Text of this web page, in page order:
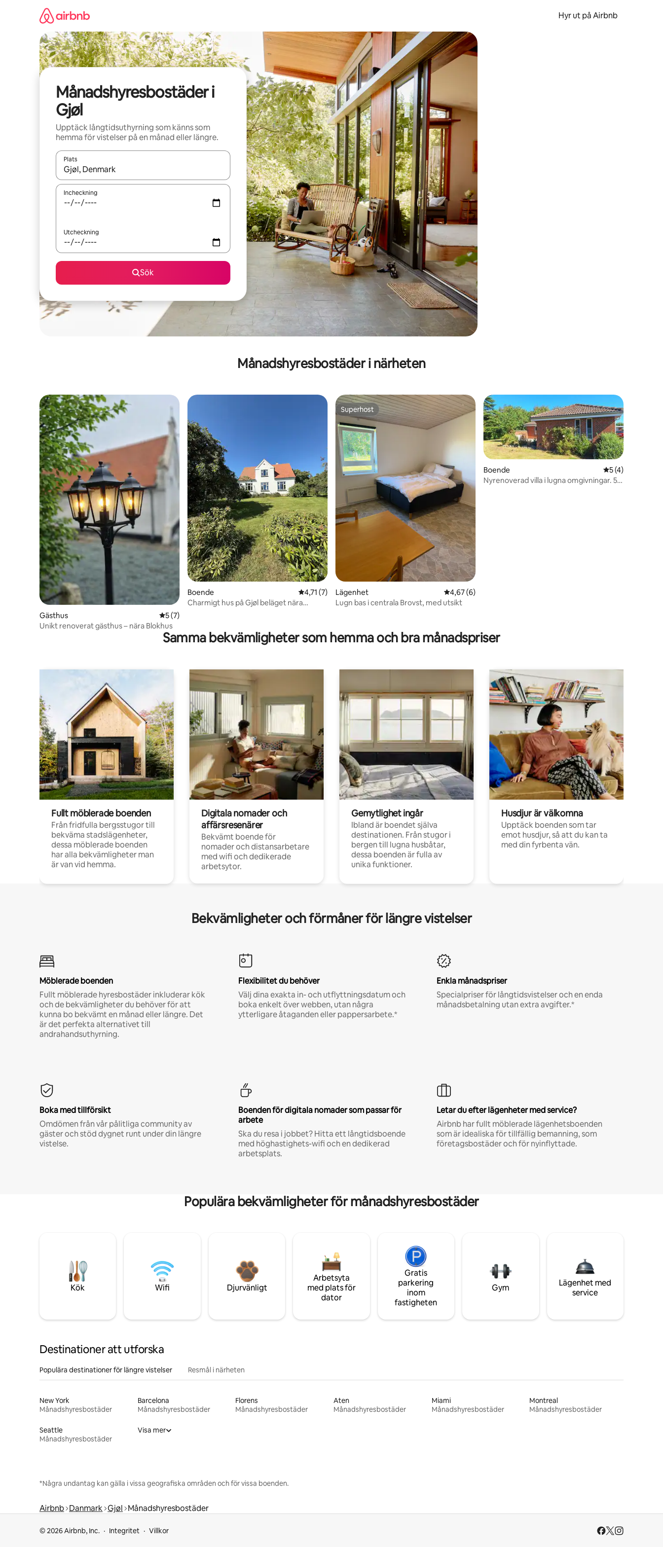
Hyr ut på Airbnb
Månadshyresbostäder i
Gjøl
Upptäck långtidsuthyrning som känns som
hemma för vistelser på en månad eller längre.
Plats
När resultaten är tillgängliga kan du navigera med upp- och nedåtpilarna eller utforska genom att trycka eller svepa.
Incheckning
Utcheckning
Sök
Månadshyresbostäder i närheten
Gästhus 5 av 5 i genomsnittligt betyg, 7 omdömen
5 (7)
Unikt renoverat gästhus – nära Blokhus
Boende 4,71 av 5 i genomsnittligt betyg, 7 omdömen
4,71 (7)
Charmigt hus på Gjøl beläget nära
Superhost
Superhost
Lägenhet 4,67 av 5 i genomsnittligt betyg, 6 omdömen
4,67 (6)
Lugn bas i centrala Brovst, med utsikt
Boende 5 av 5 i
5 (4)
Nyrenoverad villa i lugna omgivningar. 5
Samma bekvämligheter som hemma och bra månadspriser
Fullt möblerade boenden
Från fridfulla bergsstugor till
bekväma stadslägenheter,
dessa möblerade boenden
har alla bekvämligheter man
är van vid hemma.
Digitala nomader och
affärsresenärer
Bekvämt boende för
nomader och distansarbetare
med wifi och dedikerade
arbetsytor.
Gemytlighet ingår
Ibland är boendet själva
destinationen. Från stugor i
bergen till lugna husbåtar,
dessa boenden är fulla av
unika funktioner.
Husdjur är välkomna
Upptäck boenden som tar
emot husdjur, så att du kan ta
med din fyrbenta vän.
Bekvämligheter och förmåner för längre vistelser
Möblerade boenden
Fullt möblerade hyresbostäder inkluderar kök
och de bekvämligheter du behöver för att
kunna bo bekvämt en månad eller längre. Det
är det perfekta alternativet till
andrahandsuthyrning.
Flexibilitet du behöver
Välj dina exakta in- och utflyttningsdatum och
boka enkelt över webben, utan några
ytterligare åtaganden eller pappersarbete.*
Enkla månadspriser
Specialpriser för långtidsvistelser och en enda
månadsbetalning utan extra avgifter.*
Boka med tillförsikt
Omdömen från vår pålitliga community av
gäster och stöd dygnet runt under din längre
vistelse.
Boenden för digitala nomader som passar för
arbete
Ska du resa i jobbet? Hitta ett långtidsboende
med höghastighets-wifi och en dedikerad
arbetsplats.
Letar du efter lägenheter med service?
Airbnb har fullt möblerade lägenhetsboenden
som är idealiska för tillfällig bemanning, som
företagsbostäder och för nyinflyttade.
Populära bekvämligheter för månadshyresbostäder
Kök Wifi Djurvänligt
Arbetsyta
med plats för
dator
Gratis
parkering
inom
fastigheten
Gym
Lägenhet med
service
Destinationer att utforska
Populära destinationer för längre vistelser Resmål i närheten
New York
Månadshyresbostäder
Barcelona
Månadshyresbostäder
Florens
Månadshyresbostäder
Aten
Månadshyresbostäder
Miami
Månadshyresbostäder
Montreal
Månadshyresbostäder
Seattle
Månadshyresbostäder
Visa mer
*Några undantag kan gälla i vissa geografiska områden och för vissa boenden.
Airbnb Danmark Gjøl Månadshyresbostäder
© 2026 Airbnb, Inc. Integritet Villkor